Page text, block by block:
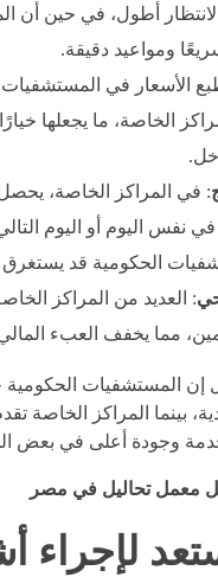
أطول، في حين أن
ومواعيد دقيقة.
الأسعار في
الخاصة، ما يجعلها
: في المراكز الخاصة،
نفس اليوم أو اليوم
الحكومية قد يستغرق
: العديد من المراكز
مما يخفف العبء
إن المستشفيات الحكومية
بينما المراكز الخاصة
وجودة أعلى في بعض
معمل تحاليل في مصر
لإجراء